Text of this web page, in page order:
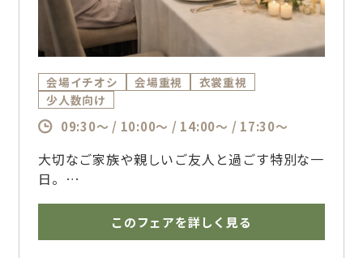
会場イチオシ 会場重視
衣裳重視
少人数向け
09:30～ / 10:00～ / 14:00～ / 17:30～
大切なご家族や親しいご友人と過ごす特別な一
日。
てなしと貸切空間で叶える
少人数ウェディングをご提案いたします。
このフェアを詳しく見る